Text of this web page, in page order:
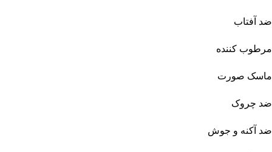
ضد آفتاب
مرطوب کننده
ماسک صورت
ضد چروک
ضد آکنه و جوش